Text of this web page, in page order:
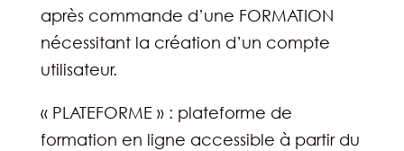
après commande d’une FORMATION
nécessitant la création d’un compte
utilisateur.
« PLATEFORME » : plateforme de
formation en ligne accessible à partir du